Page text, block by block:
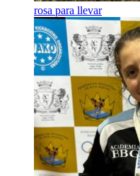
rosa para llevar